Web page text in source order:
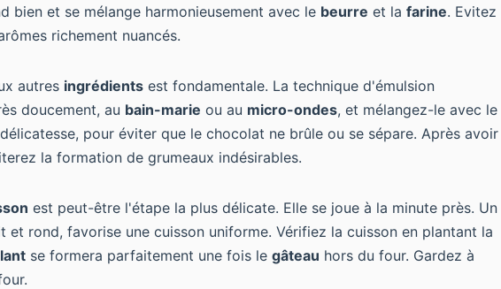
bien et se mélange harmonieusement avec le beurre et la farine. Evitez
richement nuancés.
autres ingrédients est fondamentale. La technique d'émulsion
doucement, au bain-marie ou au micro-ondes, et mélangez-le avec le
pour éviter que le chocolat ne brûle ou se sépare. Après avoir
la formation de grumeaux indésirables.
est peut-être l'étape la plus délicate. Elle se joue à la minute près. Un
rond, favorise une cuisson uniforme. Vérifiez la cuisson en plantant la
se formera parfaitement une fois le gâteau hors du four. Gardez à